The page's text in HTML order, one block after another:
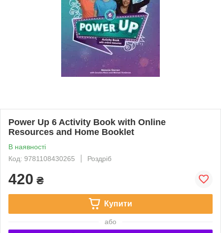
Power Up 6 Activity Book with Online
Resources and Home Booklet
В наявності
Код: 9781108430265
Роздріб
420 ₴
Купити
або